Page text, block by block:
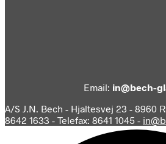
Email: in@bech-
A/S J.N. Bech - Hjaltesvej 23 - 8960
8642 1633 - Telefax: 8641 1045 -